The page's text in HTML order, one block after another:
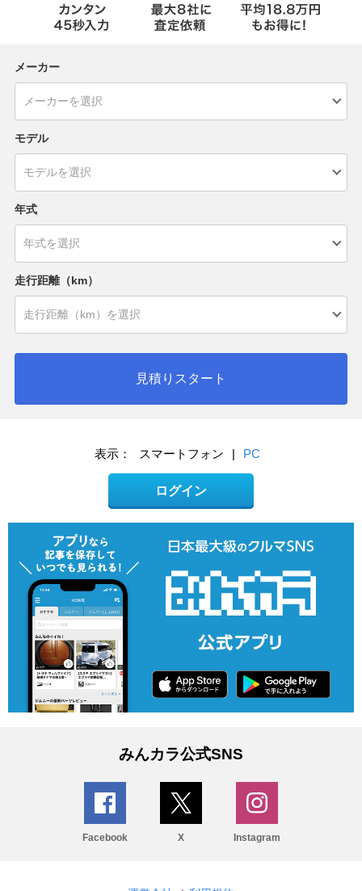
メーカー
モデル
年式
走行距離（km）
見積りスタート
表示： スマートフォン | PC
ログイン
みんカラ公式SNS
Facebook X Instagram